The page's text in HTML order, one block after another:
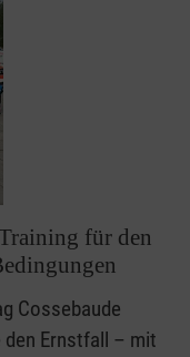
für den
Cossebaude
Ernstfall – mit